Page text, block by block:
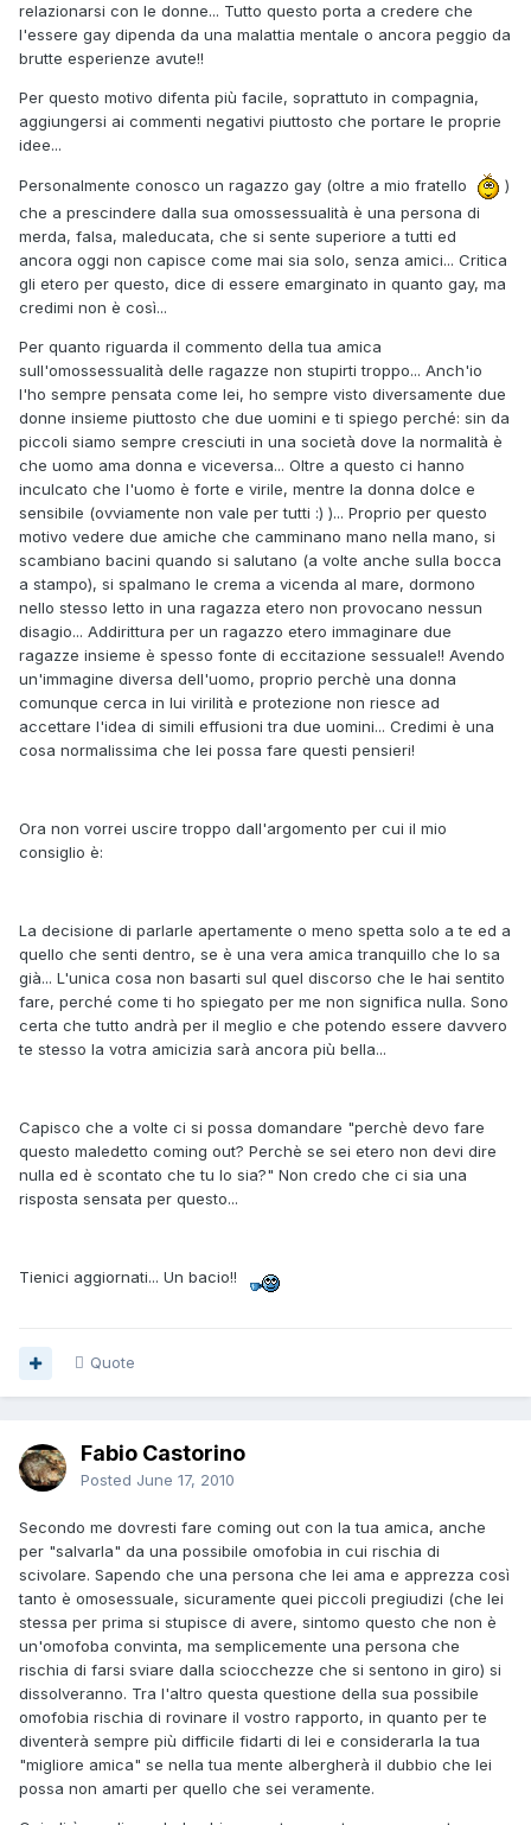
relazionarsi con le donne... Tutto questo porta a credere che
l'essere gay dipenda da una malattia mentale o ancora peggio da
brutte esperienze avute!!
Per questo motivo difenta più facile, soprattuto in compagnia,
aggiungersi ai commenti negativi piuttosto che portare le proprie
idee...
Personalmente conosco un ragazzo gay (oltre a mio fratello
)
che a prescindere dalla sua omossessualità è una persona di
merda, falsa, maleducata, che si sente superiore a tutti ed
ancora oggi non capisce come mai sia solo, senza amici... Critica
gli etero per questo, dice di essere emarginato in quanto gay, ma
credimi non è così...
Per quanto riguarda il commento della tua amica
sull'omossessualità delle ragazze non stupirti troppo... Anch'io
l'ho sempre pensata come lei, ho sempre visto diversamente due
donne insieme piuttosto che due uomini e ti spiego perché: sin da
piccoli siamo sempre cresciuti in una società dove la normalità è
che uomo ama donna e viceversa... Oltre a questo ci hanno
inculcato che l'uomo è forte e virile, mentre la donna dolce e
sensibile (ovviamente non vale per tutti :) )... Proprio per questo
motivo vedere due amiche che camminano mano nella mano, si
scambiano bacini quando si salutano (a volte anche sulla bocca
a stampo), si spalmano le crema a vicenda al mare, dormono
nello stesso letto in una ragazza etero non provocano nessun
disagio... Addirittura per un ragazzo etero immaginare due
ragazze insieme è spesso fonte di eccitazione sessuale!! Avendo
un'immagine diversa dell'uomo, proprio perchè una donna
comunque cerca in lui virilità e protezione non riesce ad
accettare l'idea di simili effusioni tra due uomini... Credimi è una
cosa normalissima che lei possa fare questi pensieri!
Ora non vorrei uscire troppo dall'argomento per cui il mio
consiglio è:
La decisione di parlarle apertamente o meno spetta solo a te ed a
quello che senti dentro, se è una vera amica tranquillo che lo sa
già... L'unica cosa non basarti sul quel discorso che le hai sentito
fare, perché come ti ho spiegato per me non significa nulla. Sono
certa che tutto andrà per il meglio e che potendo essere davvero
te stesso la votra amicizia sarà ancora più bella...
Capisco che a volte ci si possa domandare "perchè devo fare
questo maledetto coming out? Perchè se sei etero non devi dire
nulla ed è scontato che tu lo sia?" Non credo che ci sia una
risposta sensata per questo...
Tienici aggiornati... Un bacio!!
Quote
Fabio Castorino
Posted June 17, 2010
Secondo me dovresti fare coming out con la tua amica, anche
per "salvarla" da una possibile omofobia in cui rischia di
scivolare. Sapendo che una persona che lei ama e apprezza così
tanto è omosessuale, sicuramente quei piccoli pregiudizi (che lei
stessa per prima si stupisce di avere, sintomo questo che non è
un'omofoba convinta, ma semplicemente una persona che
rischia di farsi sviare dalla sciocchezze che si sentono in giro) si
dissolveranno. Tra l'altro questa questione della sua possibile
omofobia rischia di rovinare il vostro rapporto, in quanto per te
diventerà sempre più difficile fidarti di lei e considerarla la tua
"migliore amica" se nella tua mente albergherà il dubbio che lei
possa non amarti per quello che sei veramente.